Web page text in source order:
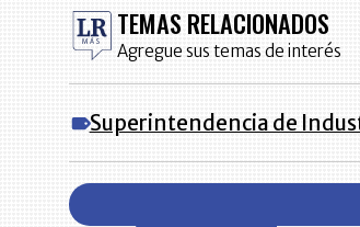
TEMAS RELACIONADOS
Agregue sus temas de interés
Superintendencia de